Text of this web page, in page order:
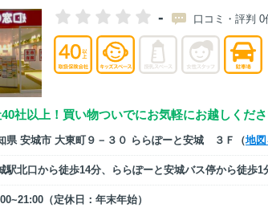
-
口コミ・評判 0
社以上！買い物ついでにお気軽にお越しくださ
県 安城市 大東町９－３０ ららぽーと安城 ３Ｆ（地
駅北口から徒歩14分、ららぽーと安城バス停から徒歩1
（定休日：年末年始）